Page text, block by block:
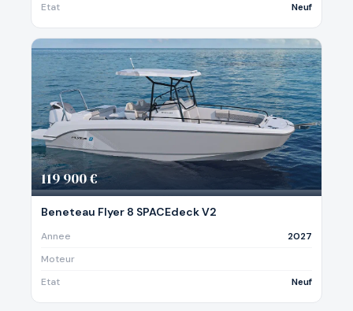
Etat Neuf
119 900 €
Beneteau Flyer 8 SPACEdeck V2
Annee
2027
Moteur
Etat
Neuf